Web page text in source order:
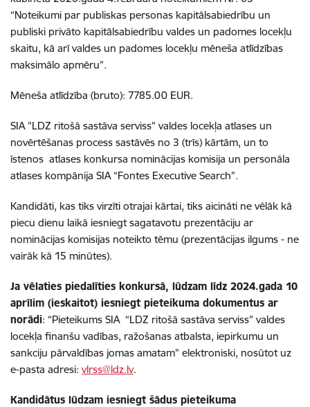
“Noteikumi par publiskas personas kapitālsabiedrību un
publiski privāto kapitālsabiedrību valdes un padomes locekļu
skaitu, kā arī valdes un padomes locekļu mēneša atlīdzības
maksimālo apmēru”.
Mēneša atlīdzība (bruto): 7785.00 EUR.
SIA ”LDZ ritošā sastāva serviss” valdes locekļa atlases un
novērtēšanas process sastāvēs no 3 (trīs) kārtām, un to
īstenos atlases konkursa nominācijas komisija un personāla
atlases kompānija SIA “Fontes Executive Search”.
Kandidāti, kas tiks virzīti otrajai kārtai, tiks aicināti ne vēlāk kā
piecu dienu laikā iesniegt sagatavotu prezentāciju ar
nominācijas komisijas noteikto tēmu (prezentācijas ilgums - ne
vairāk kā 15 minūtes).
Ja vēlaties piedalīties konkursā, lūdzam līdz 2024.gada 10
aprīlim (ieskaitot) iesniegt pieteikuma dokumentus ar
norādi: “Pieteikums SIA “LDZ ritošā sastāva serviss” valdes
locekļa finanšu vadības, ražošanas atbalsta, iepirkumu un
sankciju pārvaldības jomas amatam” elektroniski, nosūtot uz
e-pasta adresi: vlrss@ldz.lv.
Kandidātus lūdzam iesniegt šādus pieteikuma